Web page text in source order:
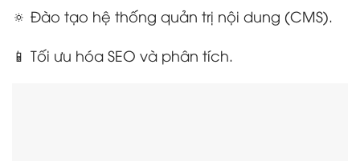
🔅 Đào tạo hệ thống quản trị nội dung (CMS).
📱 Tối ưu hóa SEO và phân tích.